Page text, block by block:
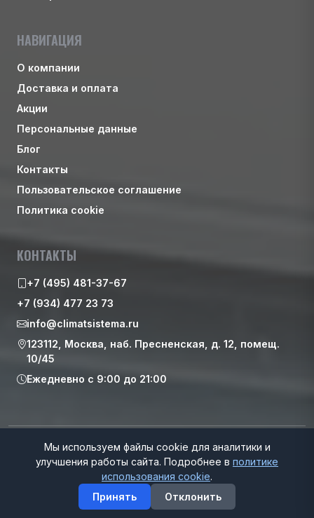
НАВИГАЦИЯ
О компании
Доставка и оплата
Акции
Персональные данные
Блог
Контакты
Пользовательское соглашение
Политика cookie
КОНТАКТЫ
+7 (495) 481-37-67
+7 (934) 477 23 73
info@climatsistema.ru
123112, Москва, наб. Пресненская, д. 12, помещ.
10/45
Ежедневно с 9:00 до 21:00
© 2026 ООО “ИНТЕК”. Все права защищены
Каталог Корзина Избранное
Мы используем файлы cookie для аналитики и
улучшения работы сайта. Подробнее в политике
использования cookie.
Принять
Отклонить